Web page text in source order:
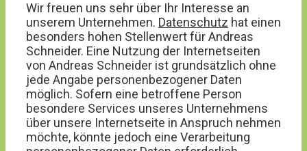
Wir freuen uns sehr über Ihr Interesse an
unserem Unternehmen. Datenschutz hat einen
besonders hohen Stellenwert für Andreas
Schneider. Eine Nutzung der Internetseiten
von Andreas Schneider ist grundsätzlich ohne
jede Angabe personenbezogener Daten
möglich. Sofern eine betroffene Person
besondere Services unseres Unternehmens
über unsere Internetseite in Anspruch nehmen
möchte, könnte jedoch eine Verarbeitung